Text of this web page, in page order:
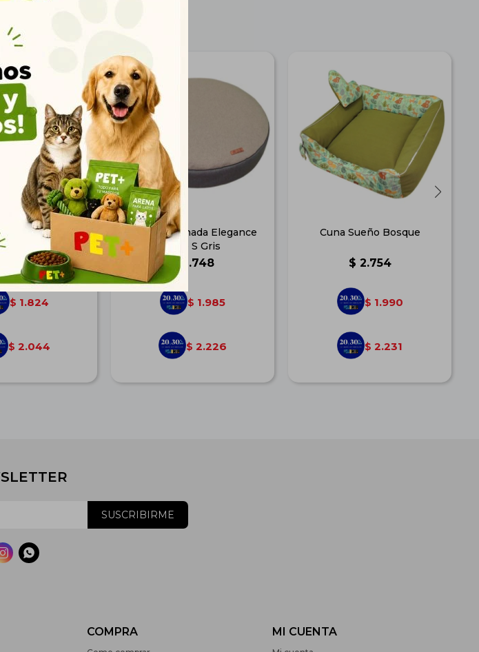
pueden interesar
Fida
5 mt. M Blanca
2.524
$ 1.824
$ 2.044
Cama Almohada Elegance
Talle S Gris
2.748
$ 1.985
$ 2.226
Cuna Sueño Bosque
$ 2.754
$ 1.990
$ 2.231
COMPRA MI CUENTA
SUSCRIBIRME
